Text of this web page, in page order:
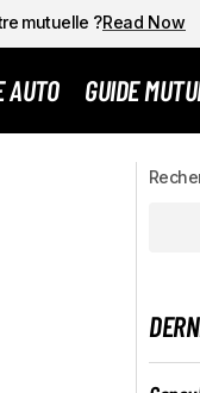
mutuelle ?Read Now
AUTO
GUIDE